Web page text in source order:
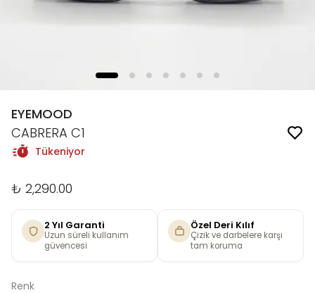
EYEMOOD
CABRERA C1
Tükeniyor
₺ 2,290.00
2 Yıl Garanti
Uzun süreli kullanım
güvencesi
Özel Deri Kılıf
Çizik ve darbelere karşı
tam koruma
Renk